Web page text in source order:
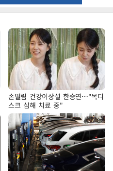
손떨림 건강이상설 한승연…"목디
스크 심해 치료 중"